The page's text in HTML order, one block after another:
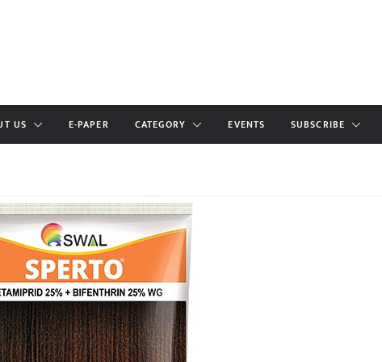
US E-PAPER CATEGORY EVENTS SUBSCRIBE